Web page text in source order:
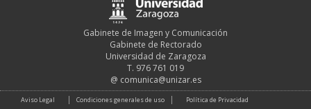
Gabinete de Imagen y Comunicación
Gabinete de Rectorado
Universidad de Zaragoza
T. 976 761 019
@ comunica@unizar.es
Aviso Legal Condiciones generales de uso Política de Privacidad